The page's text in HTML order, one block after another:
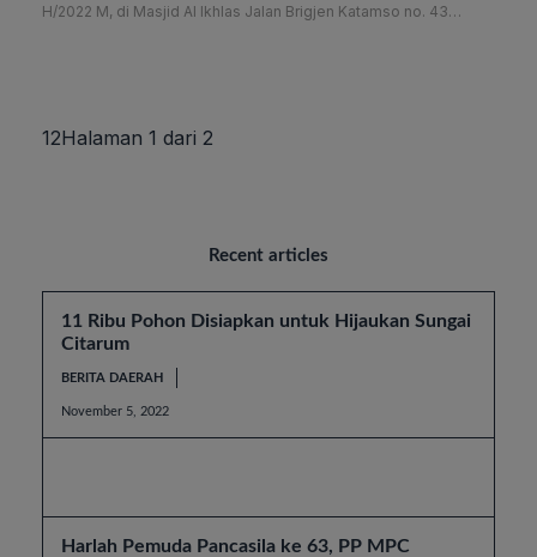
H/2022 M, di Masjid Al Ikhlas Jalan Brigjen Katamso no. 43…
12Halaman 1 dari 2
Recent articles
11 Ribu Pohon Disiapkan untuk Hijaukan Sungai
Citarum
BERITA DAERAH
November 5, 2022
Harlah Pemuda Pancasila ke 63, PP MPC